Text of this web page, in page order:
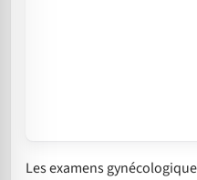
Les examens